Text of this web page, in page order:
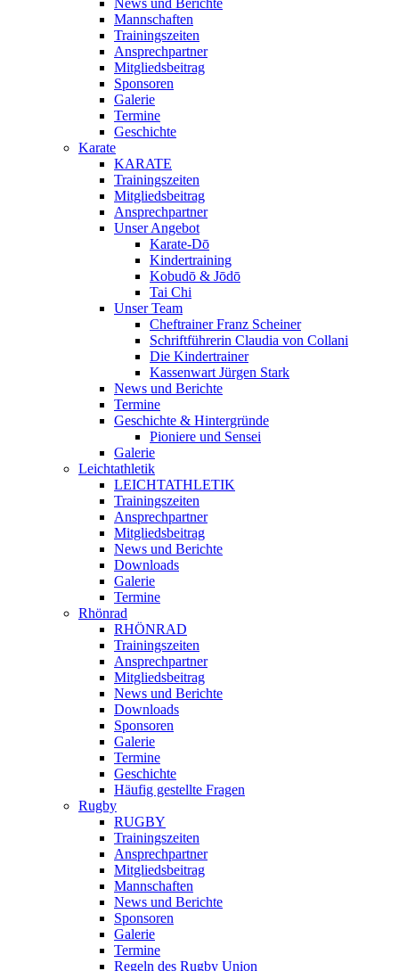
News und Berichte
Mannschaften
Trainingszeiten
Ansprechpartner
Mitgliedsbeitrag
Sponsoren
Galerie
Termine
Geschichte
Karate
KARATE
Trainingszeiten
Mitgliedsbeitrag
Ansprechpartner
Unser Angebot
Karate-Dō
Kindertraining
Kobudō & Jōdō
Tai Chi
Unser Team
Cheftrainer Franz Scheiner
Schriftführerin Claudia von Collani
Die Kindertrainer
Kassenwart Jürgen Stark
News und Berichte
Termine
Geschichte & Hintergründe
Pioniere und Sensei
Galerie
Leichtathletik
LEICHTATHLETIK
Trainingszeiten
Ansprechpartner
Mitgliedsbeitrag
News und Berichte
Downloads
Galerie
Termine
Rhönrad
RHÖNRAD
Trainingszeiten
Ansprechpartner
Mitgliedsbeitrag
News und Berichte
Downloads
Sponsoren
Galerie
Termine
Geschichte
Häufig gestellte Fragen
Rugby
RUGBY
Trainingszeiten
Ansprechpartner
Mitgliedsbeitrag
Mannschaften
News und Berichte
Sponsoren
Galerie
Termine
Regeln des Rugby Union